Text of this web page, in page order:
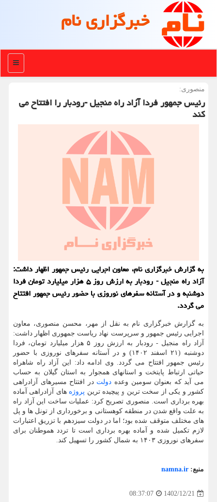
خبرگزاری نام
منو
منصوری:
رئیس جمهور فردا آزاد راه منجیل -رودبار را افتتاح می
کند
به گزارش خبرگزاری نام، معاون اجرایی رئیس جمهور اظهار داشت:
آزاد راه منجیل - رودبار به ارزش روز ۵ هزار میلیارد تومان فردا
دوشنبه و در آستانه سفرهای نوروزی با حضور رئیس جمهور افتتاح
می گردد.
به گزارش خبرگزاری نام به نقل از مهر، محسن منصوری، معاون
اجرایی رئیس جمهور و سرپرست نهاد ریاست جمهوری اظهار داشت:
آزاد راه منجیل - رودبار به ارزش روز ۵ هزار میلیارد تومان، فردا
دوشنبه (۲۱ اسفند ۱۴۰۲) و در آستانه سفرهای نوروزی با حضور
رئیس جمهور افتتاح می گردد. وی ادامه داد: این آزاد راه شاهراه
حیاتی ارتباط پایتخت و استانهای همجوار به استان گیلان به حساب
می آید که بعنوان سومین وعده دولت در افتتاح مسیرهای آزادراهی
کشور و یکی از سخت ترین و پیچیده ترین پروژه های آزادراهی آماده
بهره برداری است. منصوری تصریح کرد: عملیات ساخت این آزاد راه
به علت واقع شدن در منطقه کوهستانی و برخورداری از تونل ها و پل
های مختلف متوقف شده بود؛ اما در دولت سیزدهم با تزریق اعتبارات
لازم تکمیل شده و آماده بهره برداری است تا تردد هموطنان برای
سفرهای نوروزی ۱۴۰۳ به شمال کشور را تسهیل کند.
منبع: namna.ir
1402/12/21
08:37:07